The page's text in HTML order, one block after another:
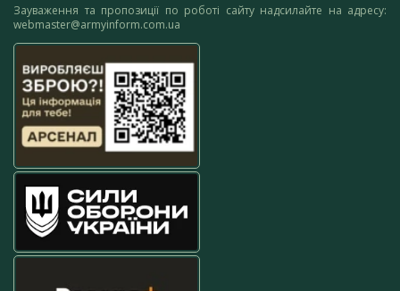
Зауваження та пропозиції по роботі сайту надсилайте на адресу:
webmaster@armyinform.com.ua